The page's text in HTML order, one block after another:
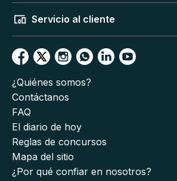
Servicio al cliente
¿Quiénes somos?
Contáctanos
FAQ
El diario de hoy
Reglas de concursos
Mapa del sitio
¿Por qué confiar en nosotros?